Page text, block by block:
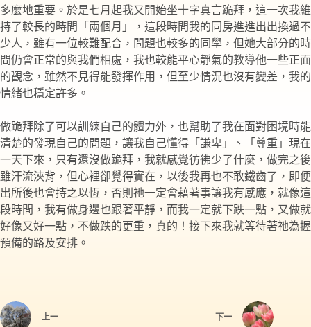
多麼地重要。於是七月起我又開始坐十字真言跪拜，這一次我維
持了較長的時間「兩個月」，這段時間我的同房進進出出換過不
少人，雖有一位較難配合，問題也較多的同學，但她大部分的時
間仍會正常的與我們相處，我也較能平心靜氣的教導他一些正面
的觀念，雖然不見得能發揮作用，但至少情況也沒有變差，我的
情緒也穩定許多。
做跪拜除了可以訓練自己的體力外，也幫助了我在面對困境時能
清楚的發現自己的問題，讓我自己懂得「謙卑」、「尊重」現在
一天下來，只有還沒做跪拜，我就感覺彷彿少了什麼，做完之後
雖汗流浹背，但心裡卻覺得實在，以後我再也不敢鐵齒了，即便
出所後也會持之以恆，否則祂一定會藉著事讓我有感應，就像這
段時間，我有做身邊也跟著平靜，而我一定就下跌一點，又做就
好像又好一點，不做跌的更重，真的！接下來我就等待著祂為握
預備的路及安排。
上一 下一